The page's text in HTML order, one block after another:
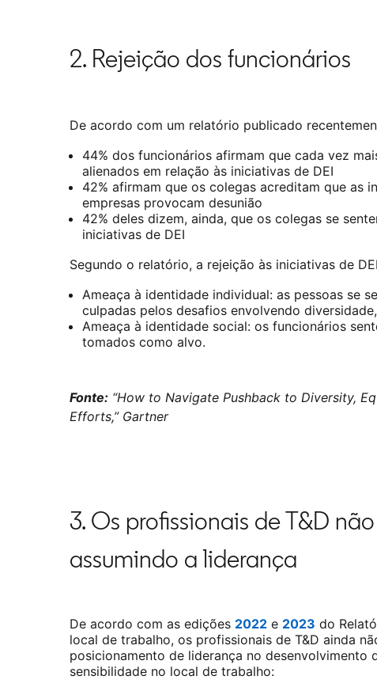
2. Rejeição dos funcionários
De acordo com um relatório publicado
44% dos funcionários afirmam que cada vez
alienados em relação às iniciativas de DEI
42% afirmam que os colegas acreditam que as
empresas provocam desunião
42% deles dizem, ainda, que os colegas se
iniciativas de DEI
Segundo o relatório, a rejeição às iniciativas de
Ameaça à identidade individual: as pessoas se
culpadas pelos desafios envolvendo
Ameaça à identidade social: os funcionários
tomados como alvo.
Fonte: “How to Navigate Pushback to Diversity,
Efforts,” Gartner
3. Os profissionais de T&D
assumindo a liderança
De acordo com as edições 2022 opens in a new
e 2023 opens in
do
local de trabalho, os profissionais de T&D ainda
posicionamento de liderança no desenvolvimento
sensibilidade no local de trabalho: